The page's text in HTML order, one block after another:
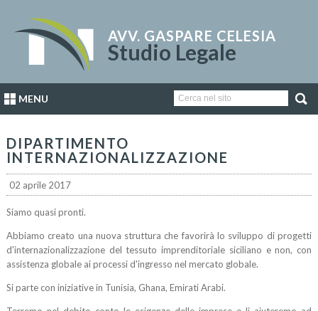
AVV. GASPARE CELESIA
Studio Legale
MENU
DIPARTIMENTO
INTERNAZIONALIZZAZIONE
02 aprile 2017
Siamo quasi pronti.
Abbiamo creato una nuova struttura che favorirà lo sviluppo di progetti
d'internazionalizzazione del tessuto imprenditoriale siciliano e non, con
assistenza globale ai processi d'ingresso nel mercato globale.
Si parte con iniziative in Tunisia, Ghana, Emirati Arabi.